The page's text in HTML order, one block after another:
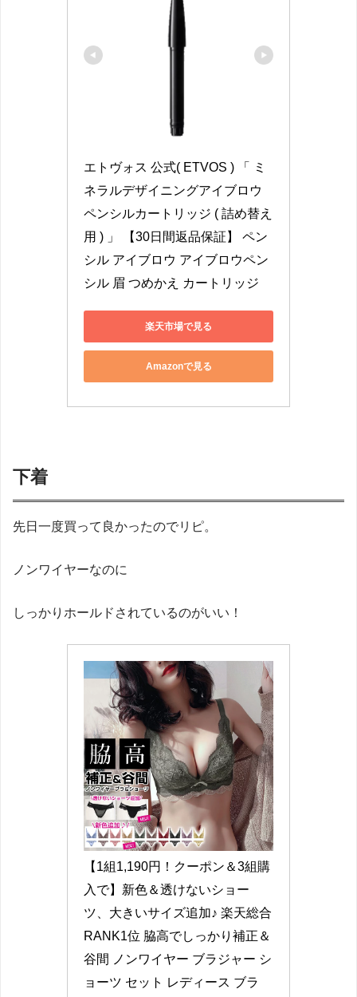
エトヴォス 公式( ETVOS ) 「 ミ
ネラルデザイニングアイブロウ
ペンシルカートリッジ ( 詰め替え
用 ) 」 【30日間返品保証】 ペン
シル アイブロウ アイブロウペン
シル 眉 つめかえ カートリッジ
楽天市場で見る
Amazonで見る
下着
先日一度買って良かったのでリピ。
ノンワイヤーなのに
しっかりホールドされているのがいい！
【1組1,190円！クーポン＆3組購
入で】新色＆透けないショー
ツ、大きいサイズ追加♪ 楽天総合
RANK1位 脇高でしっかり補正＆
谷間 ノンワイヤー ブラジャー シ
ョーツ セット レディース ブラ